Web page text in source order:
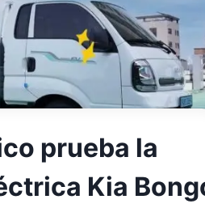
prueba la
Kia